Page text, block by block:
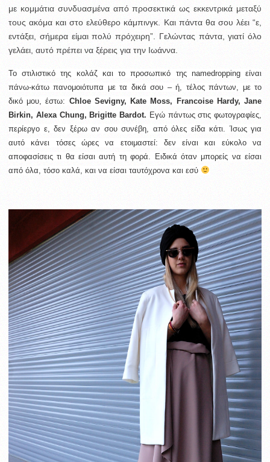
με κομμάτια συνδυασμένα από προσεκτικά ως εκκεντρικά μεταξύ
τους ακόμα και στο ελεύθερο κάμπινγκ. Και πάντα θα σου λέει “ε,
εντάξει, σήμερα είμαι πολύ πρόχειρη”. Γελώντας πάντα, γιατί όλο
γελάει, αυτό πρέπει να ξέρεις για την Ιωάννα.
To στιλιστικό της κολάζ και το προσωπικό της namedropping είναι
πάνω-κάτω πανομοιότυπα με τα δικά σου – ή, τέλος πάντων, με το
δικό μου, έστω: Chloe Sevigny, Kate Μoss, Francoise Ηardy, Jane
Βirkin, Alexa Chung, Brigitte Bardot. Εγώ πάντως στις φωτογραφίες,
περίεργο ε, δεν ξέρω αν σου συνέβη, από όλες είδα κάτι. Ίσως για
αυτό κάνει τόσες ώρες να ετοιμαστεί: δεν είναι και εύκολο να
αποφασίσεις τι θα είσαι αυτή τη φορά. Ειδικά όταν μπορείς να είσαι
από όλα, τόσο καλά, και να είσαι ταυτόχρονα και εσύ